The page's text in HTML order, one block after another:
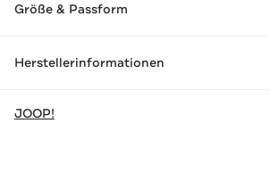
Größe & Passform
Herstellerinformationen
JOOP!